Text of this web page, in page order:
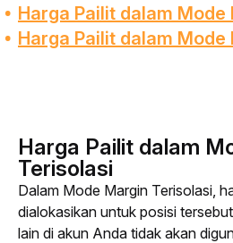
Harga Pailit dalam Mode
Harga Pailit dalam
Harga Pailit dalam
Terisolasi
Dalam Mode Margin Terisolasi,
dialokasikan untuk posisi
lain di akun Anda tidak akan